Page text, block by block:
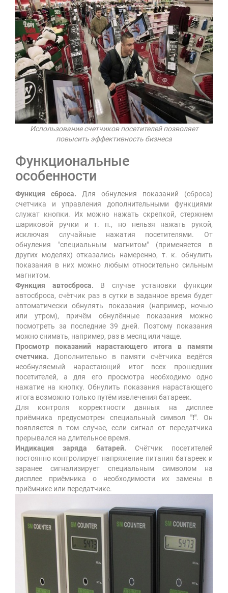
Использование счетчиков посетителей позволяет
повысить эффективность бизнеса
Функциональные
особенности
Функция сброса. Для обнуления показаний (сброса)
счетчика и управления дополнительными функциями
служат кнопки. Их можно нажать скрепкой, стержнем
шариковой ручки и т. п., но нельзя нажать рукой,
исключая случайные нажатия посетителями. От
обнуления "специальным магнитом" (применяется в
других моделях) отказались намеренно, т. к. обнулить
показания в них можно любым относительно сильным
магнитом.
Функция автосброса. В случае установки функции
автосброса, счётчик раз в сутки в заданное время будет
автоматически обнулять показания (например, ночью
или утром), причём обнулённые показания можно
посмотреть за последние 39 дней. Поэтому показания
можно снимать, например, раз в месяц или чаще.
Просмотр показаний нарастающего итога в памяти
счетчика. Дополнительно в памяти счётчика ведётся
необнуляемый нарастающий итог всех прошедших
посетителей, а для его просмотра необходимо одно
нажатие на кнопку. Обнулить показания нарастающего
итога возможно только путём извлечения батареек.
Для контроля корректности данных на дисплее
приёмника предусмотрен специальный символ "!". Он
появляется в том случае, если сигнал от передатчика
прерывался на длительное время.
Индикация заряда батарей. Счётчик посетителей
постоянно контролирует напряжение питания батареек и
заранее сигнализирует специальным символом на
дисплее приёмника о необходимости их замены в
приёмнике или передатчике.